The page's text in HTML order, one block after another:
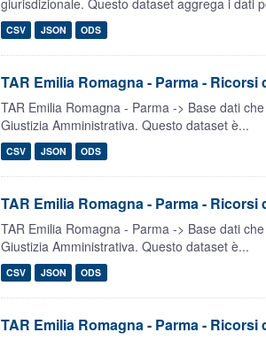
giurisdizionale. Questo dataset aggrega i dati
CSV JSON ODS
TAR Emilia Romagna - Parma -
TAR Emilia Romagna - Parma -> Base dati
Giustizia Amministrativa. Questo dataset è...
CSV JSON ODS
TAR Emilia Romagna - Parma -
TAR Emilia Romagna - Parma -> Base dati
Giustizia Amministrativa. Questo dataset è...
CSV JSON ODS
TAR Emilia Romagna - Parma -